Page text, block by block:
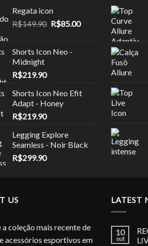
Regata icon
R$149.90 O
era:
R$85.00O
Shorts Icon Neo -
Midnight
R$219.90
Shorts Icon Neo Efit
Adapt - Honey
R$219.90
Legging Explore
Seamless - Noir Black
R$299.90
US
a coleção mais recente de
acessórios esportivos em
LATEST
10
out